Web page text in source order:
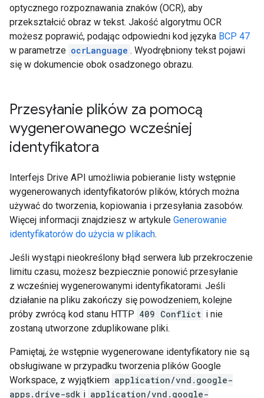
optycznego rozpoznawania znaków (OCR), aby
przekształcić obraz w tekst. Jakość algorytmu OCR
możesz poprawić, podając odpowiedni kod języka BCP 47
w parametrze ocrLanguage . Wyodrębniony tekst pojawi
się w dokumencie obok osadzonego obrazu.
Przesyłanie plików za pomocą
wygenerowanego wcześniej
identyfikatora
Interfejs Drive API umożliwia pobieranie listy wstępnie
wygenerowanych identyfikatorów plików, których można
używać do tworzenia, kopiowania i przesyłania zasobów.
Więcej informacji znajdziesz w artykule Generowanie
identyfikatorów do użycia w plikach.
Jeśli wystąpi nieokreślony błąd serwera lub przekroczenie
limitu czasu, możesz bezpiecznie ponowić przesyłanie
z wcześniej wygenerowanymi identyfikatorami. Jeśli
działanie na pliku zakończy się powodzeniem, kolejne
próby zwrócą kod stanu HTTP 409 Conflict i nie
zostaną utworzone zduplikowane pliki.
Pamiętaj, że wstępnie wygenerowane identyfikatory nie są
obsługiwane w przypadku tworzenia plików Google
Workspace, z wyjątkiem application/vnd.google-
apps.drive-sdk i application/vnd.google-